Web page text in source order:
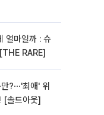
얼마일까 : 슈
RARE]
?⋯'최애' 위
[솔드아웃]